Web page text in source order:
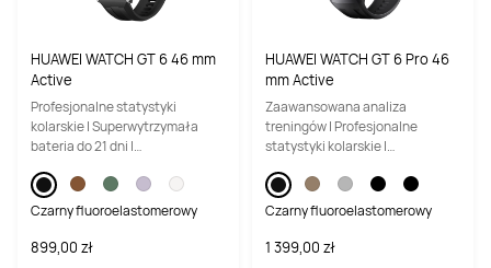
980 g ok. 1,26 kg
HUAWEI WATCH GT 6 46 mm
Active
Profesjonalne statystyki
kolarskie | Superwytrzymała
bateria do 21 dni |
samopoczucia
Czarny fluoroelastomerowy
899,00 zł
HUAWEI WATCH GT 6 Pro 46
mm Active
Zaawansowana analiza
treningów | Profesjonalne
statystyki kolarskie |
dni
Czarny fluoroelastomerowy
1 399,00 zł